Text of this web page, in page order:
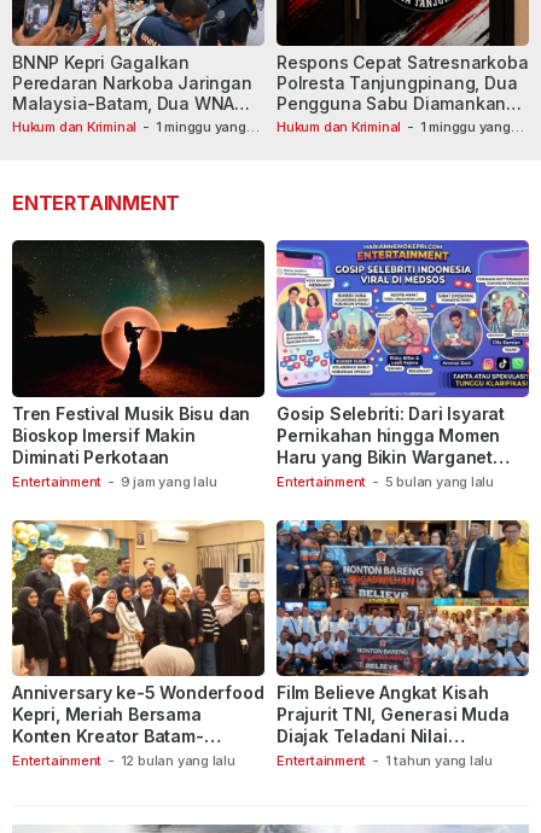
Hukum dan Kriminal - 1 minggu yang
BNNP Kepri Gagalkan
Peredaran Narkoba Jaringan
Malaysia-Batam, Dua WNA
Masih Diburu
Hukum dan Kriminal - 1 minggu yang
Respons Cepat Satresnarkoba
Polresta Tanjungpinang, Dua
Pengguna Sabu Diamankan
Usai Dilaporkan ke Call Center
ENTERTAINMENT
Entertainment - 9 jam yang lalu
Tren Festival Musik Bisu dan
Bioskop Imersif Makin
Diminati Perkotaan
Entertainment - 5 bulan yang lalu
Gosip Selebriti: Dari Isyarat
Pernikahan hingga Momen
Haru yang Bikin Warganet
Berspekulasi
Entertainment - 12 bulan yang lalu
Anniversary ke-5 Wonderfood
Kepri, Meriah Bersama
Konten Kreator Batam-
Tanjungpinang
Entertainment - 1 tahun yang lalu
Film Believe Angkat Kisah
Prajurit TNI, Generasi Muda
Diajak Teladani Nilai
Keberanian